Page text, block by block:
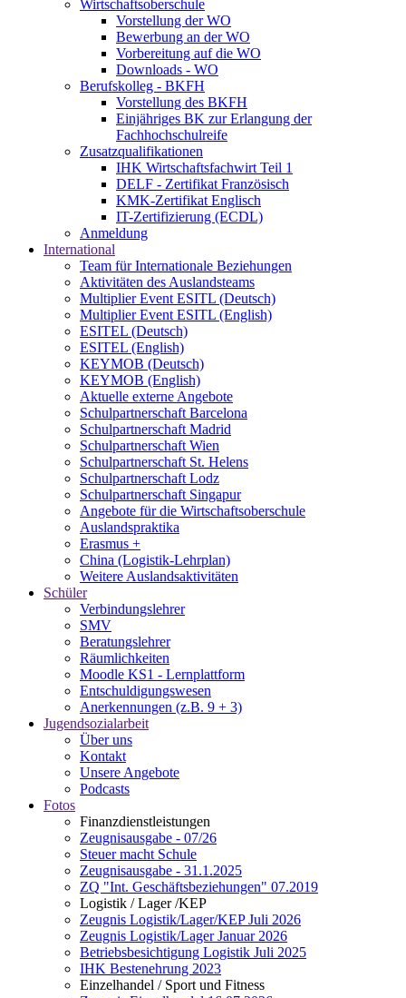
Wirtschaftsoberschule
Vorstellung der WO
Bewerbung an der WO
Vorbereitung auf die WO
Downloads - WO
Berufskolleg - BKFH
Vorstellung des BKFH
Einjähriges BK zur Erlangung der
Fachhochschulreife
Zusatzqualifikationen
IHK Wirtschaftsfachwirt Teil 1
DELF - Zertifikat Französisch
KMK-Zertifikat Englisch
IT-Zertifizierung (ECDL)
Anmeldung
International
Team für Internationale Beziehungen
Aktivitäten des Auslandsteams
Multiplier Event ESITL (Deutsch)
Multiplier Event ESITL (English)
ESITEL (Deutsch)
ESITEL (English)
KEYMOB (Deutsch)
KEYMOB (English)
Aktuelle externe Angebote
Schulpartnerschaft Barcelona
Schulpartnerschaft Madrid
Schulpartnerschaft Wien
Schulpartnerschaft St. Helens
Schulpartnerschaft Lodz
Schulpartnerschaft Singapur
Angebote für die Wirtschaftsoberschule
Auslandspraktika
Erasmus +
China (Logistik-Lehrplan)
Weitere Auslandsaktivitäten
Schüler
Verbindungslehrer
SMV
Beratungslehrer
Räumlichkeiten
Moodle KS1 - Lernplattform
Entschuldigungswesen
Anerkennungen (z.B. 9 + 3)
Jugendsozialarbeit
Über uns
Kontakt
Unsere Angebote
Podcasts
Fotos
Finanzdienstleistungen
Zeugnisausgabe - 07/26
Steuer macht Schule
Zeugnisausgabe - 31.1.2025
ZQ "Int. Geschäftsbeziehungen" 07.2019
Logistik / Lager /KEP
Zeugnis Logistik/Lager/KEP Juli 2026
Zeugnis Logistik/Lager Januar 2026
Betriebsbesichtigung Logistik Juli 2025
IHK Bestenehrung 2023
Einzelhandel / Sport und Fitness